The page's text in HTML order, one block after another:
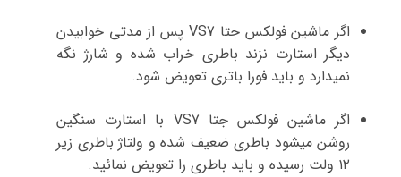
اگر ماشین فولکس جتا VS7 پس از مدتی خوابیدن
دیگر استارت نزند باطری خراب شده و شارژ نگه
نمیدارد و باید فورا باتری تعویض شود.
اگر ماشین فولکس جتا VS7 با استارت سنگین
روشن میشود باطری ضعیف شده و ولتاژ باطری زیر
۱۲ ولت رسیده و باید باطری را تعویض نمائید.